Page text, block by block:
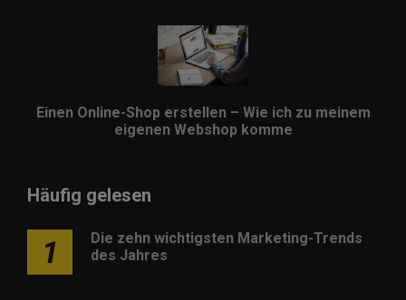
Einen Online-Shop erstellen – Wie ich zu meinem
eigenen Webshop komme
Häufig gelesen
1
Die zehn wichtigsten Marketing-Trends
des Jahres